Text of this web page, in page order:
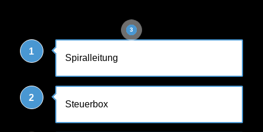
1
2
3
1
Spiralleitung
2
Steuerbox